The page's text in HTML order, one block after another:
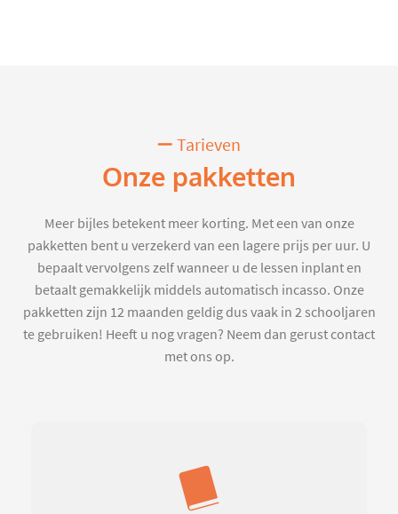
Tarieven
Onze pakketten
Meer bijles betekent meer korting. Met een van onze
pakketten bent u verzekerd van een lagere prijs per uur. U
bepaalt vervolgens zelf wanneer u de lessen inplant en
betaalt gemakkelijk middels automatisch incasso. Onze
pakketten zijn 12 maanden geldig dus vaak in 2 schooljaren
te gebruiken! Heeft u nog vragen? Neem dan gerust contact
met ons op.